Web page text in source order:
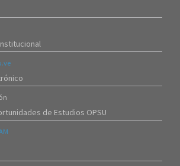
proceso de Ingreso mediante Prueba de
proceso de Admisión 20253 (Curso
de Estudiantes Regulares en el Período
de Estudios OPSU